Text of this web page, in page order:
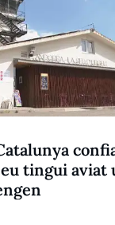
tingui aviat